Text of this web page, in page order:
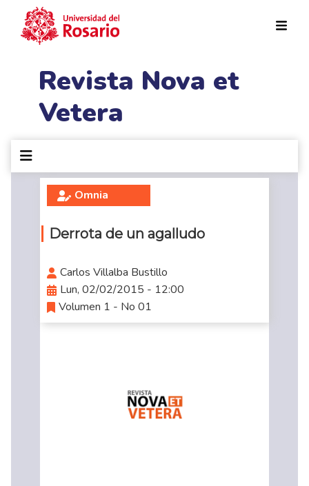
Revista Nova et
Vetera
Omnia
Derrota de un agalludo
Carlos Villalba Bustillo
Lun, 02/02/2015 - 12:00
Volumen 1 - No 01